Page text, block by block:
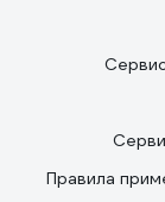
Правила